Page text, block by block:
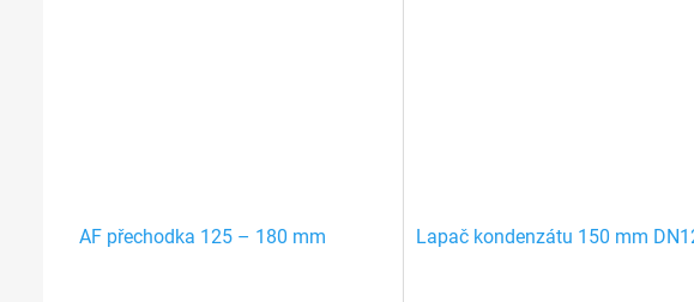
AF přechodka 125 – 180 mm Lapač kondenzátu 150 mm